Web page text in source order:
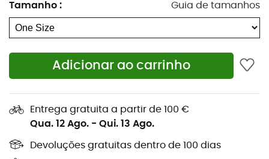
Tamanho : Guia de tamanhos
Adicionar ao carrinho
Entrega gratuita a partir de 100 €
Qua. 12 Ago. - Qui. 13 Ago.
Devoluções gratuitas dentro de 100 dias
seu reservatório de água de forma completa, fácil e
rápida.
Escova de fibra de nylon,
Comprimento: 102,5 cm,
Modo de uso:
Separe o tubo do reservatório de água,